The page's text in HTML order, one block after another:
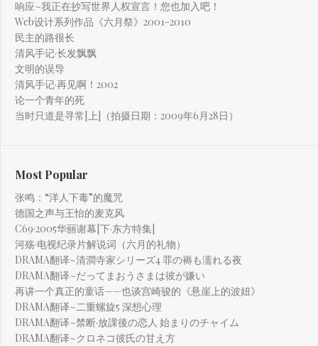
响应~我正在抄写世界人权宣言！您也加入吧！
Web设计系列作品《六月祭》2001-2010
民主的路很长
清风手记·长发飘飘
文明的误导
清风手记·再见啊！2002
论一个青年的死
当时只道是寻常[上]（拍摄日期：2009年6月28日）
Most Popular
张鸣：“洋人下毒”的魔咒
德国之声与王怡的麦克风
C69·2005华丽谢幕[下·东方特集]
河殇·电视纪录片解说词（六月的礼物）
DRAMA翻译~清澗寺家シリーズ4 罪の褥も濡れる夜
DRAMA翻译~だってまおうさまは彼が嫌い
再讲一个真正的童话——也谈宫崎骏的《悬崖上的波妞》
DRAMA翻译~二重螺旋5 深想心理
DRAMA翻译~禁断·放課後の恋人 始まりのチャイム
DRAMA翻译~クロネコ彼氏の甘え方